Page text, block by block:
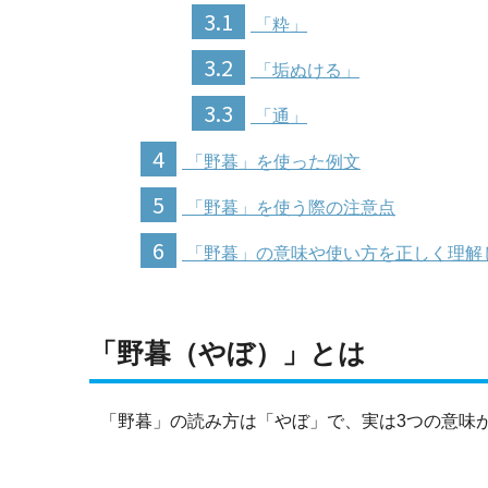
3.1 「粋」
3.2 「垢ぬける」
3.3 「通」
4 「野暮」を使った例文
5 「野暮」を使う際の注意点
6 「野暮」の意味や使い方を正しく理解
「野暮（やぼ）」とは
「野暮」の読み方は「やぼ」で、実は3つの意味